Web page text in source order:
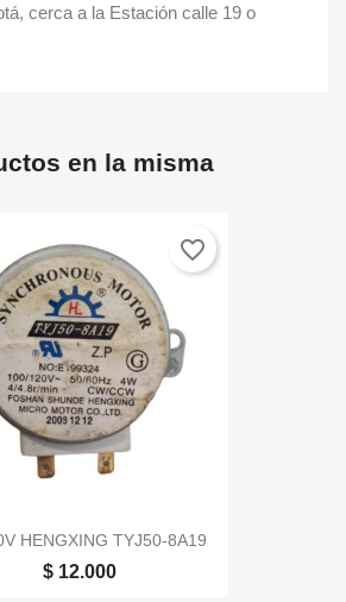
cerca a la Estación calle 19 o
en la misma
HENGXING TYJ50-8A19
$ 12.000
favorite_border